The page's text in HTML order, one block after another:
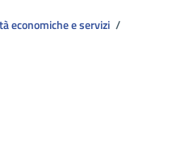
economiche e servizi /